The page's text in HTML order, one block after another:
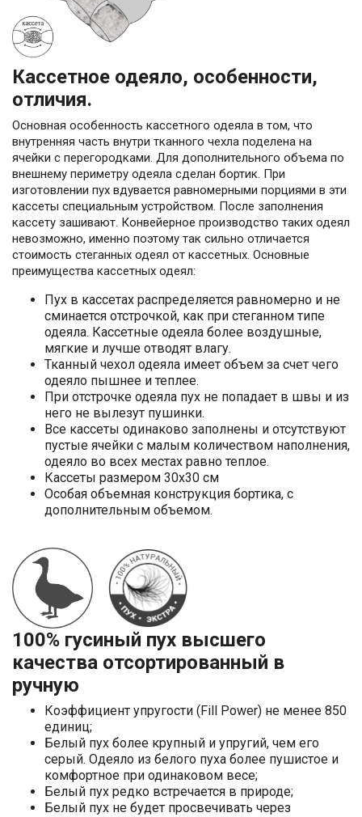
Кассетное одеяло, особенности,
отличия.
Основная особенность кассетного одеяла в том, что
внутренняя часть внутри тканного чехла поделена на
ячейки с перегородками. Для дополнительного объема по
внешнему периметру одеяла сделан бортик. При
изготовлении пух вдувается равномерными порциями в эти
кассеты специальным устройством. После заполнения
кассету зашивают. Конвейерное производство таких одеял
невозможно, именно поэтому так сильно отличается
стоимость стеганных одеял от кассетных. Основные
преимущества кассетных одеял:
Пух в кассетах распределяется равномерно и не
сминается отстрочкой, как при стеганном типе
одеяла. Кассетные одеяла более воздушные,
мягкие и лучше отводят влагу.
Тканный чехол одеяла имеет объем за счет чего
одеяло пышнее и теплее.
При отстрочке одеяла пух не попадает в швы и из
него не вылезут пушинки.
Все кассеты одинаково заполнены и отсутствуют
пустые ячейки с малым количеством наполнения,
одеяло во всех местах равно теплое.
Кассеты размером 30х30 см
Особая объемная конструкция бортика, с
дополнительным объемом.
100% гусиный пух высшего
качества отсортированный в
ручную
Коэффициент упругости (Fill Power) не менее 850
единиц;
Белый пух более крупный и упругий, чем его
серый. Одеяло из белого пуха более пушистое и
комфортное при одинаковом весе;
Белый пух редко встречается в природе;
Белый пух не будет просвечивать через